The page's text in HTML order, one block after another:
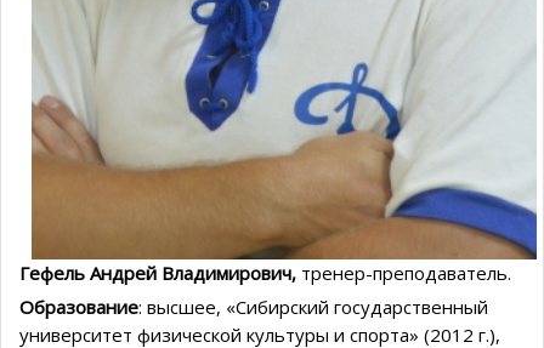
Гефель Андрей Владимирович, тренер-преподаватель.
Образование: высшее, «Сибирский государственный
университет физической культуры и спорта» (2012 г.),